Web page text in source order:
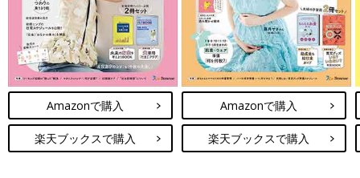
Amazonで購入
楽天ブックスで購入
Amazonで購入
楽天ブックスで購入